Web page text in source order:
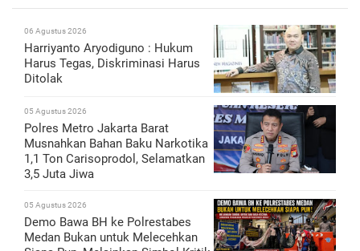
06 Agustus 2026
Harriyanto Aryodiguno : Hukum
Harus Tegas, Diskriminasi Harus
Ditolak
05 Agustus 2026
Polres Metro Jakarta Barat
Musnahkan Bahan Baku Narkotika
1,1 Ton Carisoprodol, Selamatkan
3,5 Juta Jiwa
05 Agustus 2026
Demo Bawa BH ke Polrestabes
Medan Bukan untuk Melecehkan